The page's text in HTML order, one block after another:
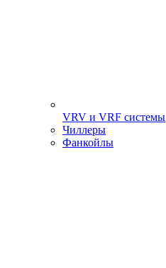
VRV и VRF системы
Чиллеры
Фанкойлы